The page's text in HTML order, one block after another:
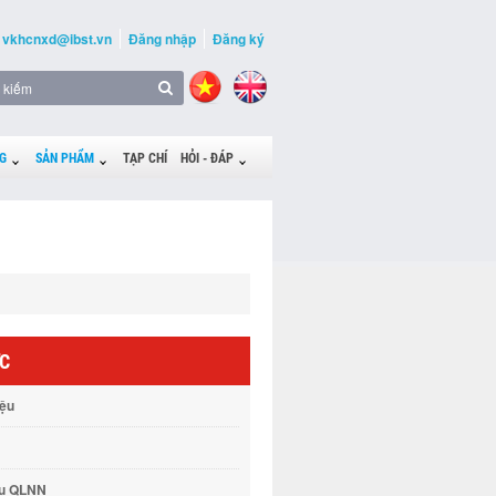
vkhcnxd@ibst.vn Đăng nhập Đăng ký
SẢN PHẨM TẠP CHÍ HỎI - ĐÁP
QLNN